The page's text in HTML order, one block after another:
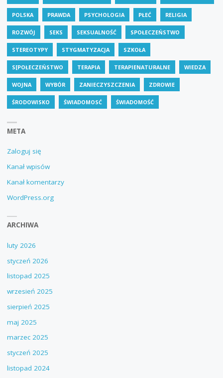
POLSKA PRAWDA PSYCHOLOGIA PŁEĆ RELIGIA
ROZWÓJ SEKS SEKSUALNOŚĆ SPOŁECZEŃSTWO
STEREOTYPY STYGMATYZACJA SZKOŁA
S[POŁECZEŃSTWO TERAPIA TERAPIENATURALNE WIEDZA
WOJNA WYBÓR ZANIECZYSZCZENIA ZDROWIE
ŚRODOWISKO ŚWIADOMOSĆ ŚWIADOMOŚĆ
META
Zaloguj się
Kanał wpisów
Kanał komentarzy
WordPress.org
ARCHIWA
luty 2026
styczeń 2026
listopad 2025
wrzesień 2025
sierpień 2025
maj 2025
marzec 2025
styczeń 2025
listopad 2024